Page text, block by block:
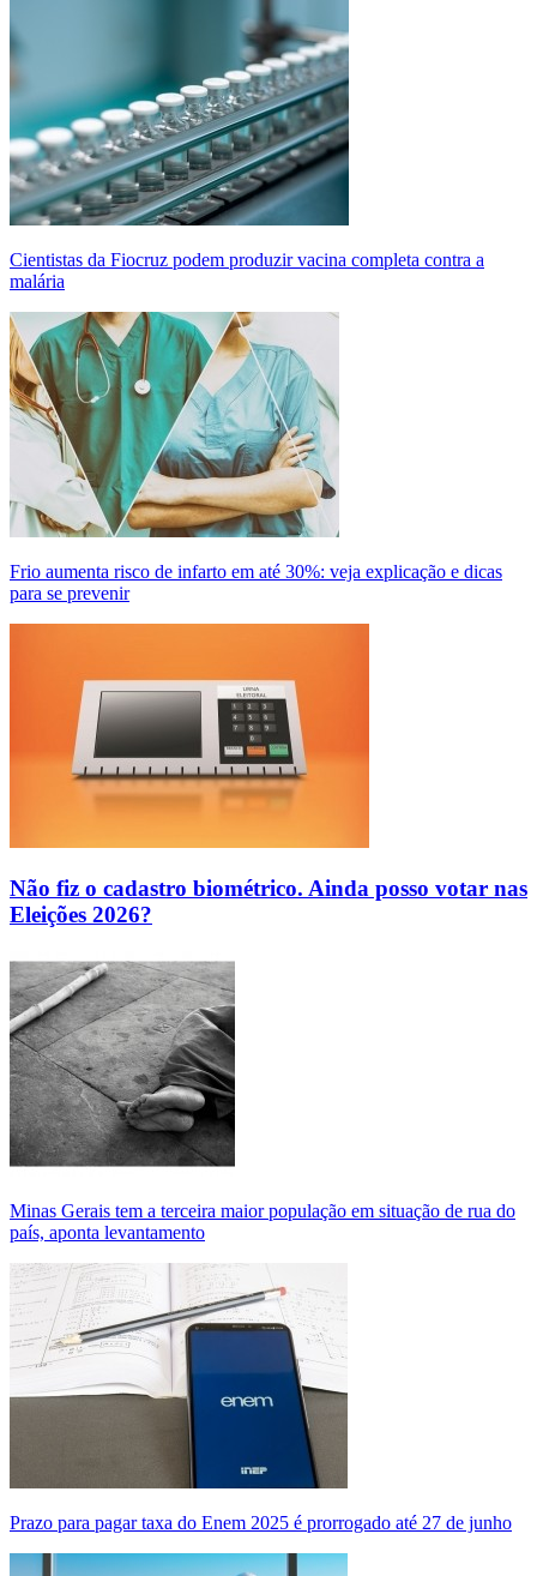
Cientistas da Fiocruz podem produzir vacina completa contra a
malária
Frio aumenta risco de infarto em até 30%: veja explicação e dicas
para se prevenir
Não fiz o cadastro biométrico. Ainda posso votar nas
Eleições 2026?
Minas Gerais tem a terceira maior população em situação de rua do
país, aponta levantamento
Prazo para pagar taxa do Enem 2025 é prorrogado até 27 de junho